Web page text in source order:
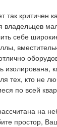
так критичен
владельцев
себе
изолирована,
тех, кто не
по всей
на
простор,